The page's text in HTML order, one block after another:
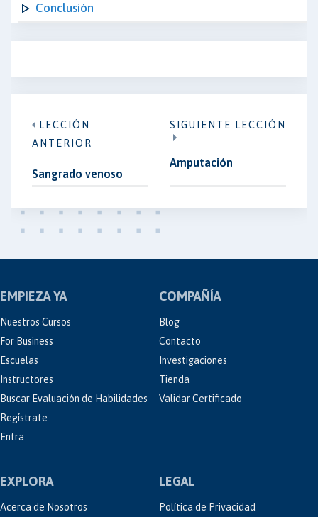
Conclusión
LECCIÓN
ANTERIOR
Sangrado venoso
SIGUIENTE LECCIÓN
Amputación
EMPIEZA YA
Nuestros Cursos
For Business
Escuelas
Instructores
Buscar Evaluación de Habilidades
Regístrate
Entra
COMPAÑÍA
Blog
Contacto
Investigaciones
Tienda
Validar Certificado
EXPLORA
Acerca de Nosotros
LEGAL
Política de Privacidad